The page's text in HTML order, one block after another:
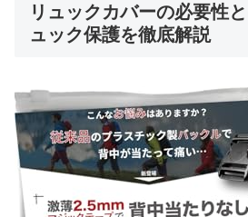
リュックカバーの必要性
ュック保護を徹底解説